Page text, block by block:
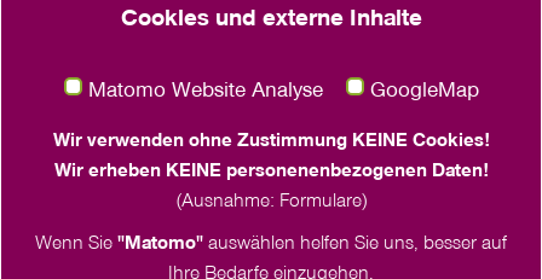
Gaußstraße 75
Häktweg 6 (Eingang Franziskushaus)
18057 Rostock
0381 260 536 21
Cookies und externe Inhalte
Matomo Website Analyse GoogleMap
Wir verwenden ohne Zustimmung KEINE Cookies!
Wir erheben KEINE personenenbezogenen Daten!
(Ausnahme: Formulare)
Wenn Sie "Matomo" auswählen helfen Sie uns, besser auf
Ihre Bedarfe einzugehen,